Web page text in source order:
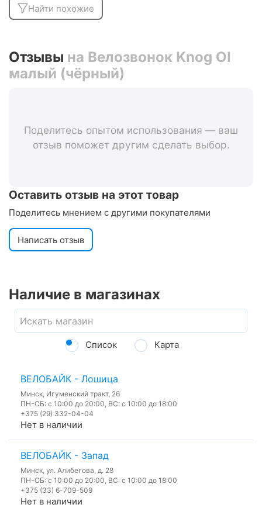
Найти похожие
Отзывы на Велозвонок Knog OI
малый (чёрный)
Поделитесь опытом использования — ваш
отзыв поможет другим сделать выбор.
Оставить отзыв на этот товар
Поделитесь мнением с другими покупателями
Написать отзыв
Наличие в магазинах
Список Карта
ВЕЛОБАЙК - Лошица
Минск, Игуменский тракт, 26
ПН-СБ: с 10:00 до 20:00, ВС: с 10:00 до 18:00
+375 (29) 332-04-04
Нет в наличии
ВЕЛОБАЙК - Запад
Минск, ул. Алибегова, д. 28
ПН-СБ: с 10:00 до 20:00, ВС: с 10:00 до 18:00
+375 (33) 6-709-509
Нет в наличии